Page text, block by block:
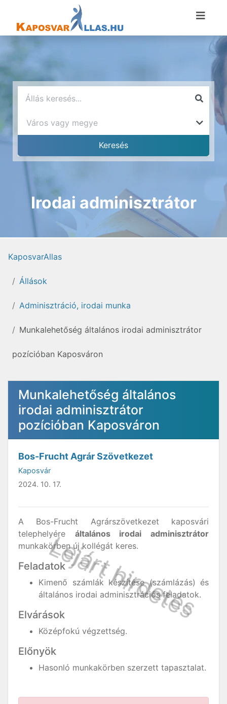
Irodai adminisztrátor
KaposvarAllas
Állások
Adminisztráció, irodai munka
Munkalehetőség általános irodai adminisztrátor
pozícióban Kaposváron
Munkalehetőség általános
irodai adminisztrátor
pozícióban Kaposváron
Bos-Frucht Agrár Szövetkezet
Kaposvár
2024. 10. 17.
A Bos-Frucht Agrárszövetkezet kaposvári
telephelyére általános irodai adminisztrátor
munkakörben új kollégát keres.
Feladatok
Kimenő számlák készítése (számlázás) és
általános irodai adminisztrációs feladatok.
Elvárások
Középfokú végzettség.
Előnyök
Hasonló munkakörben szerzett tapasztalat.